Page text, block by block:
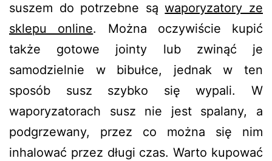
suszem do potrzebne sąwaporyzatory ze
sklepu online. Można oczywiście kupić
także gotowe jointy lub zwinąć je
samodzielnie w bibułce, jednak w ten
sposób susz szybko się wypali. W
waporyzatorach susz nie jest spalany, a
podgrzewany, przez co można się nim
inhalować przez długi czas. Warto kupować